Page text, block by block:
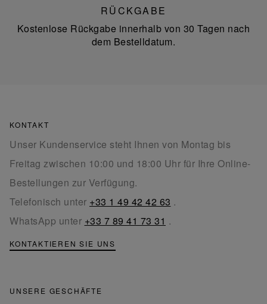
RÜCKGABE
Kostenlose Rückgabe innerhalb von 30 Tagen nach
dem Bestelldatum.
KONTAKT
Unser Kundenservice steht Ihnen von Montag bis
Freitag zwischen 10:00 und 18:00 Uhr für Ihre Online-
Bestellungen zur Verfügung.
Telefonisch unter +33 1 49 42 42 63 .
WhatsApp unter +33 7 89 41 73 31 .
KONTAKTIEREN SIE UNS
UNSERE GESCHÄFTE